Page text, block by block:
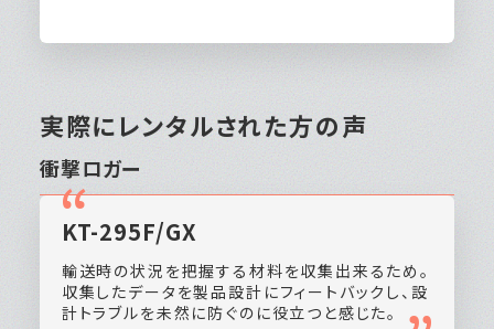
実際にレンタルされた方の声
衝撃ロガー
KT-295F/GX
輸送時の状況を把握する材料を収集出来るため。
収集したデータを製品設計にフィートバックし、設
計トラブルを未然に防ぐのに役立つと感じた。